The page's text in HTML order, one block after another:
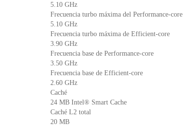
5.10 GHz
Frecuencia turbo máxima del Performance-core
5.10 GHz
Frecuencia turbo máxima de Efficient-core
3.90 GHz
Frecuencia base de Performance-core
3.50 GHz
Frecuencia base de Efficient-core
2.60 GHz
Caché
24 MB Intel® Smart Cache
Caché L2 total
20 MB